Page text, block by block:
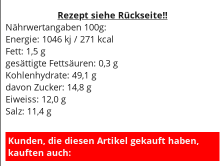
Rezept siehe Rückseite!!
Nährwertangaben 100g:
Energie: 1046 kj / 271 kcal
Fett: 1,5 g
gesättigte Fettsäuren: 0,3 g
Kohlenhydrate: 49,1 g
davon Zucker: 14,8 g
Eiweiss: 12,0 g
Kunden, die diesen Artikel gekauft haben,